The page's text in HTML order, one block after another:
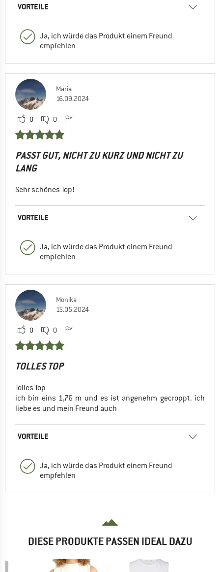
VORTEILE
Ja, ich würde das Produkt einem Freund
empfehlen
Maria
16.09.2024
0 0
PASST GUT, NICHT ZU KURZ UND NICHT ZU
LANG
Sehr schönes Top!
VORTEILE
Ja, ich würde das Produkt einem Freund
empfehlen
Monika
15.05.2024
0 0
TOLLES TOP
Tolles Top
ich bin eins 1,76 m und es ist angenehm gecroppt. ich
liebe es und mein Freund auch
VORTEILE
Ja, ich würde das Produkt einem Freund
empfehlen
DIESE PRODUKTE PASSEN IDEAL DAZU